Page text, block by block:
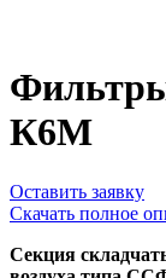
К6М
Оставить заявку
Скачать полное
Секция